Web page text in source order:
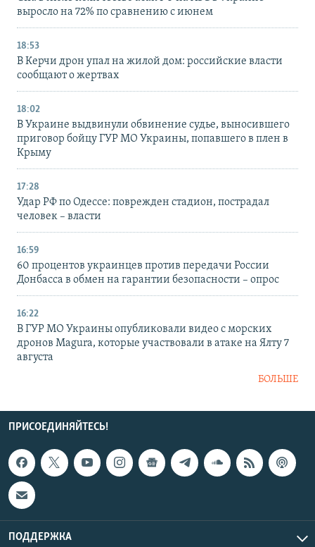
выросло на 72% по сравнению с июнем
18:53
В Керчи дрон упал на жилой дом: российские власти
сообщают о жертвах
18:02
В Украине выдвинули обвинение судье, выносившего
приговор бойцу ГУР МО Украины, попавшего в плен в
Крыму
17:28
Удар РФ по Одессе: поврежден стадион, пострадал
человек – власти
16:59
60 процентов украинцев против передачи России
Донбасса в обмен на гарантии безопасности – опрос
16:22
В ГУР МО Украины опубликовали видео с морских
дронов Magura, которые участвовали в атаке на Ялту 7
августа
БОЛЬШЕ
ПРИСОЕДИНЯЙТЕСЬ!
ПОДДЕРЖКА